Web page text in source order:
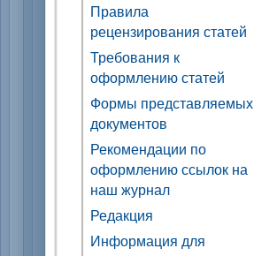
Правила
рецензирования статей
Требования к
оформлению статей
Формы представляемых
документов
Рекомендации по
оформлению ссылок на
наш журнал
Редакция
Информация для